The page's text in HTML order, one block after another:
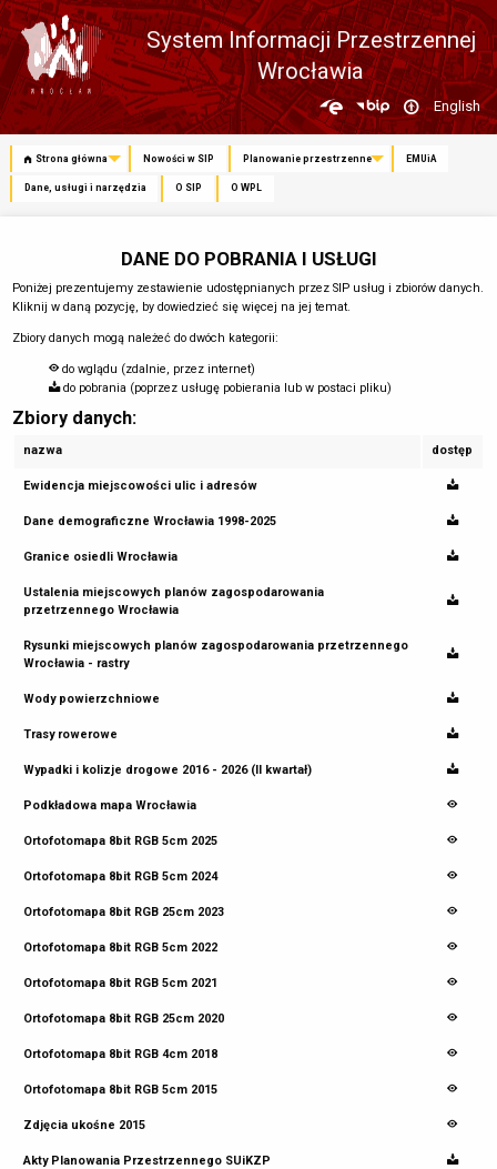
System Informacji Przestrzennej
Wrocławia
Zmień
język
English
Strona główna Nowości w SIP Planowanie przestrzenne EMUiA
Dane, usługi i narzędzia O SIP O WPL
DANE DO POBRANIA I USŁUGI
Poniżej prezentujemy zestawienie udostępnianych przez SIP usług i zbiorów danych.
Kliknij w daną pozycję, by dowiedzieć się więcej na jej temat.
Zbiory danych mogą należeć do dwóch kategorii:
do wglądu (zdalnie, przez internet)
do pobrania (poprzez usługę pobierania lub w postaci pliku)
Zbiory danych:
nazwa dostęp
Ewidencja miejscowości ulic i adresów
Dane demograficzne Wrocławia 1998-2025
Granice osiedli Wrocławia
Ustalenia miejscowych planów zagospodarowania
przetrzennego Wrocławia
Rysunki miejscowych planów zagospodarowania przetrzennego
Wrocławia - rastry
Wody powierzchniowe
Trasy rowerowe
Wypadki i kolizje drogowe 2016 - 2026 (II kwartał)
Podkładowa mapa Wrocławia
Ortofotomapa 8bit RGB 5cm 2025
Ortofotomapa 8bit RGB 5cm 2024
Ortofotomapa 8bit RGB 25cm 2023
Ortofotomapa 8bit RGB 5cm 2022
Ortofotomapa 8bit RGB 5cm 2021
Ortofotomapa 8bit RGB 25cm 2020
Ortofotomapa 8bit RGB 4cm 2018
Ortofotomapa 8bit RGB 5cm 2015
Zdjęcia ukośne 2015
Akty Planowania Przestrzennego SUiKZP